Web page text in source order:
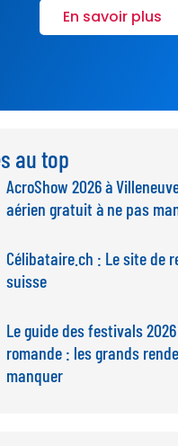
En savoir plus
au top
AcroShow 2026 à
aérien gratuit à ne pas
Célibataire.ch : Le site de
suisse
Le guide des festivals
romande : les grands
manquer